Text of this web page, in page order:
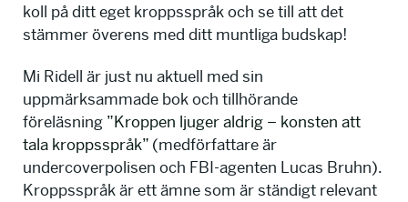
koll på ditt eget kroppsspråk och se till att det
stämmer överens med ditt muntliga budskap!
Mi Ridell är just nu aktuell med sin
uppmärksammade bok och tillhörande
föreläsning ”Kroppen ljuger aldrig – konsten att
tala kroppsspråk” (medförfattare är
undercoverpolisen och FBI-agenten Lucas Bruhn).
Kroppsspråk är ett ämne som är ständigt relevant